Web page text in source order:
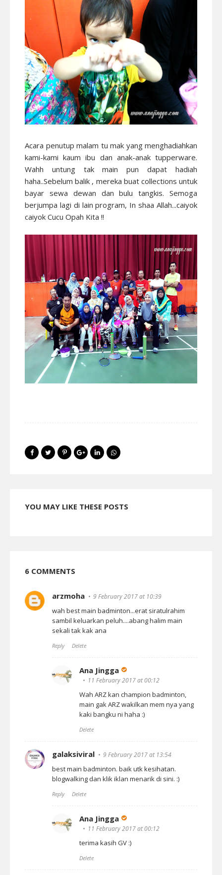
Acara penutup malam tu mak yang menghadiahkan
kami-kami kaum ibu dan anak-anak tupperware.
Wahh untung tak main pun dapat hadiah
haha..Sebelum balik , mereka buat collections untuk
bayar sewa dewan dan bulu tangkis. Semoga
berjumpa lagi di lain program, In shaa Allah...caiyok
caiyok Cucu Opah Kita !!
YOU MAY LIKE THESE POSTS
6 COMMENTS
arzmoha 9 February 2017 at 10:39
wah best main badminton...erat siratulrahim
sambil keluarkan peluh....abang halim main
sekali tak kak ana
Reply Delete
Ana Jingga
11 February 2017 at 00:12
Wah ARZ kan champion badminton,
main gak ARZ wakilkan mem nya yang
kaki bangku ni haha :)
Delete
galaksiviral 9 February 2017 at 13:54
best main badminton. baik utk kesihatan.
blogwalking dan klik iklan menarik di sini. :)
Reply Delete
Ana Jingga
11 February 2017 at 00:12
terima kasih GV :)
Delete